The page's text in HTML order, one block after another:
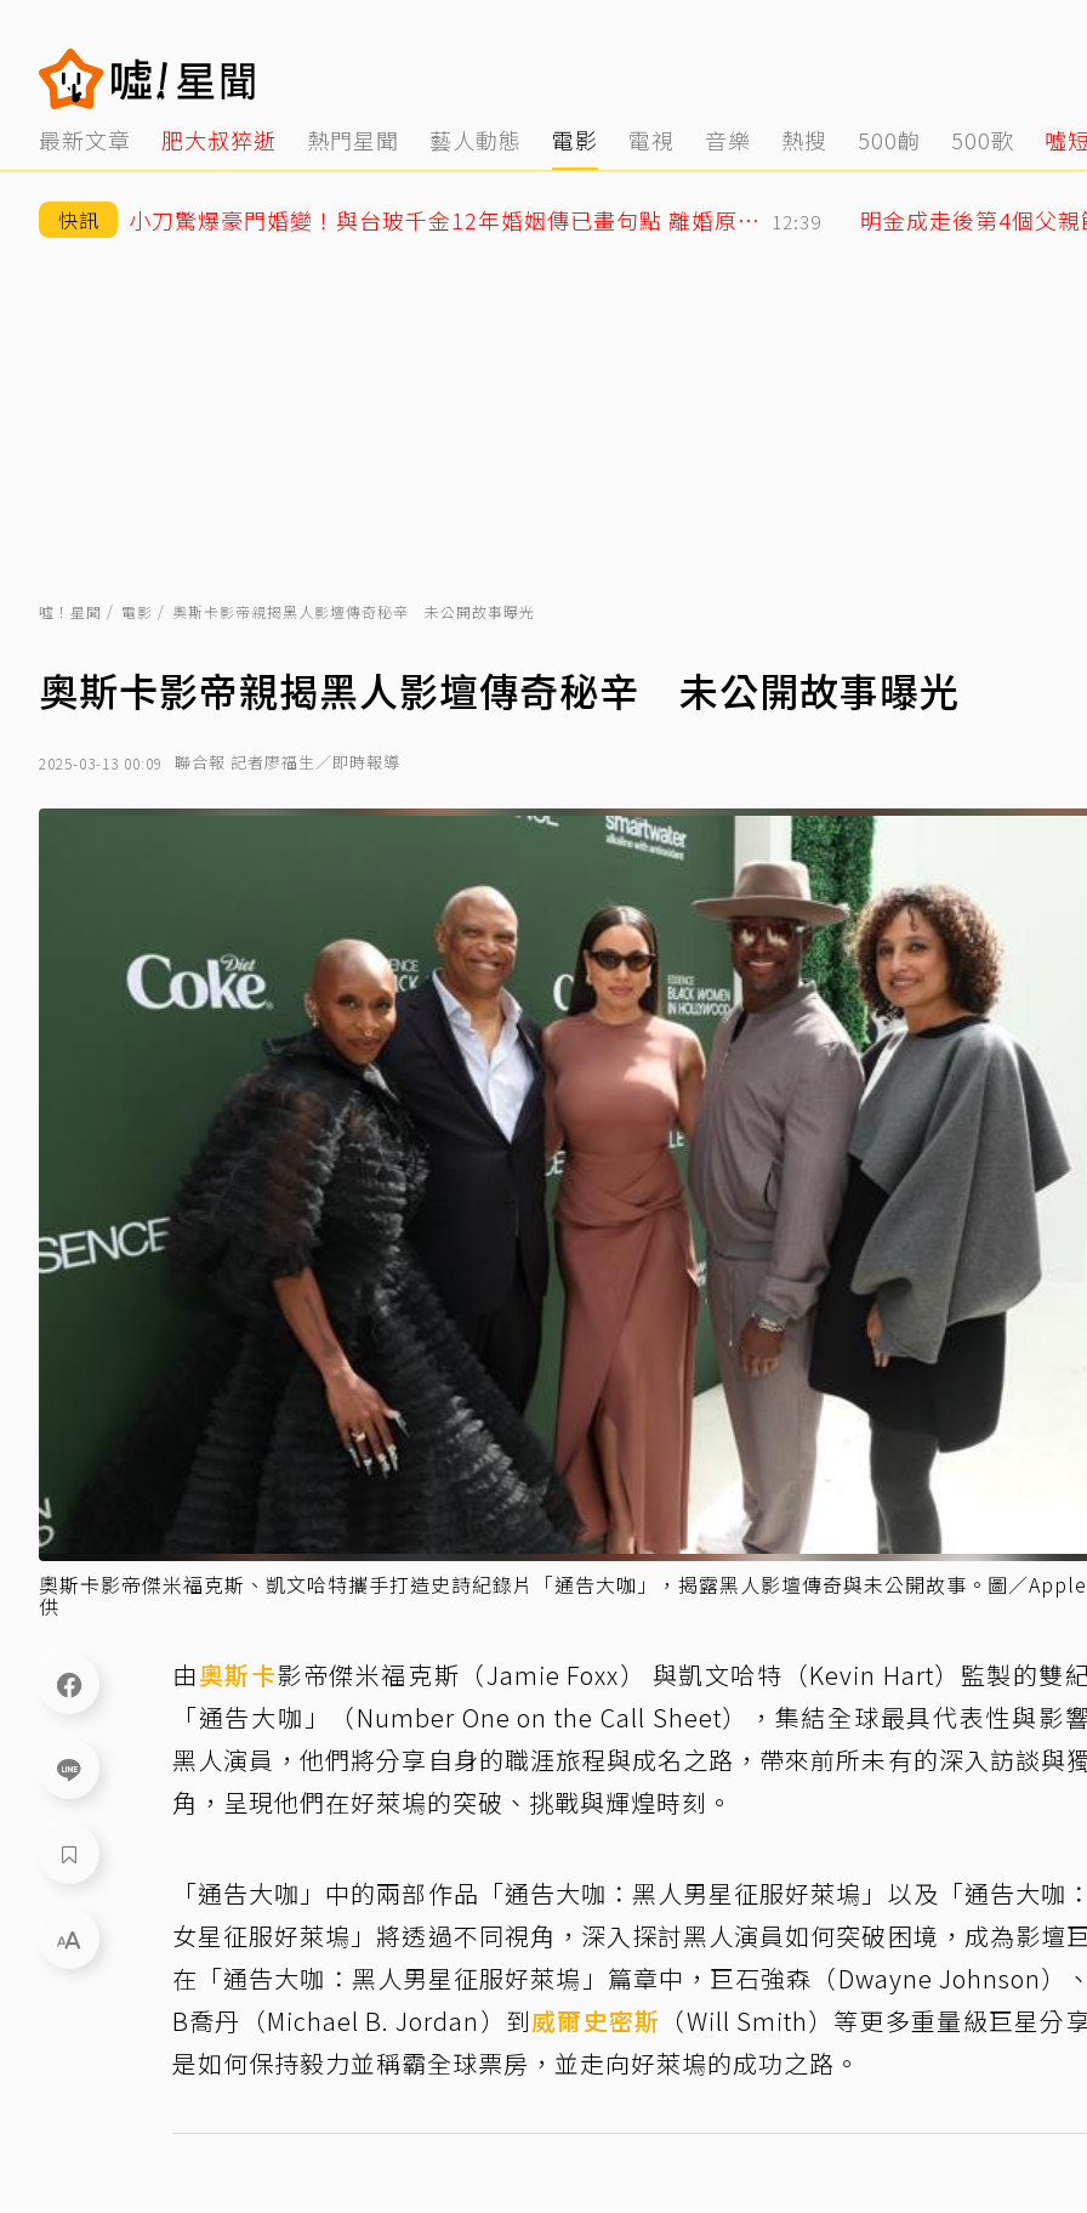
最新文章 肥大叔猝逝 熱門星聞 藝人動態 電影 電視 音樂 熱搜 500齣 500歌 噓
快訊 小刀驚爆豪門婚變！與台玻千金12年婚姻傳已畫句點 離婚原因曝光 12:39
噓！星聞 電影 奧斯卡影帝親揭黑人影壇傳奇秘辛 未公開故事曝光
奧斯卡影帝親揭黑人影壇傳奇秘辛 未公開故事曝光
2025-03-13 00:09 聯合報 記者廖福生／即時報導
奧斯卡影帝傑米福克斯、凱文哈特攜手打造史詩紀錄片「通告大咖」，揭露黑人影壇傳奇與未公開故事。圖／
供
由奧斯卡影帝傑米福克斯（Jamie Foxx） 與凱文哈特（Kevin Hart）監製的雙
「通告大咖」（Number One on the Call Sheet），集結全球最具代表性與影
黑人演員，他們將分享自身的職涯旅程與成名之路，帶來前所未有的深入訪談與
角，呈現他們在好萊塢的突破、挑戰與輝煌時刻。
「通告大咖」中的兩部作品「通告大咖：黑人男星征服好萊塢」以及「通告大咖
女星征服好萊塢」將透過不同視角，深入探討黑人演員如何突破困境，成為影壇
在「通告大咖：黑人男星征服好萊塢」篇章中，巨石強森（Dwayne Johnson）
B喬丹（Michael B. Jordan）到威爾史密斯 （Will Smith）等更多重量級巨星分
是如何保持毅力並稱霸全球票房，並走向好萊塢的成功之路。